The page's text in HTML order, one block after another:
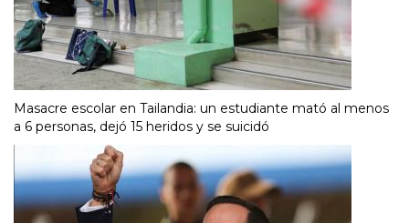
Masacre escolar en Tailandia: un estudiante mató al menos
a 6 personas, dejó 15 heridos y se suicidó